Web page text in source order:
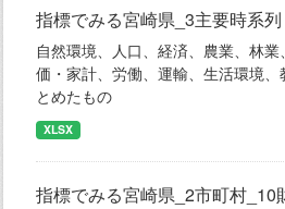
指標でみる宮崎県_3主要時系列
自然環境、人口、経済、農業、林
価・家計、労働、運輸、生活環境
とめたもの
XLSX
指標でみる宮崎県_2市町村_10